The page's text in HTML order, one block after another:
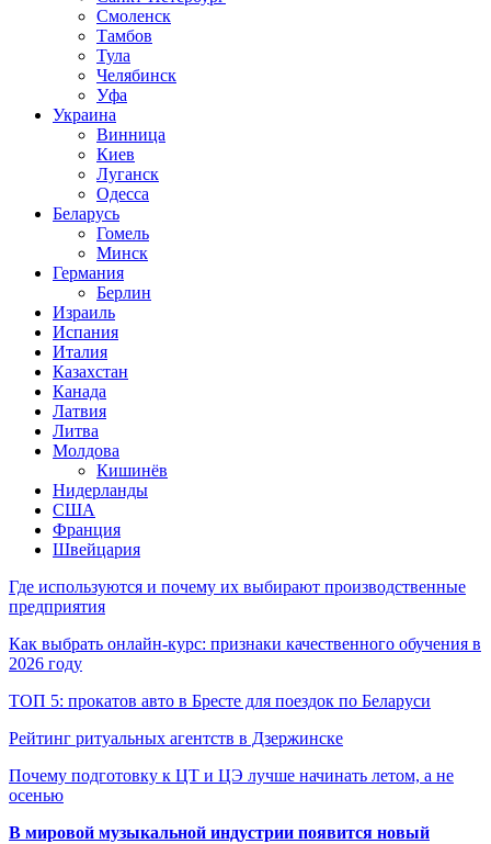
Смоленск
Тамбов
Тула
Челябинск
Уфа
Украина
Винница
Киев
Луганск
Одесса
Беларусь
Гомель
Минск
Германия
Берлин
Израиль
Испания
Италия
Казахстан
Канада
Латвия
Литва
Молдова
Кишинёв
Нидерланды
США
Франция
Швейцария
Где используются и почему их выбирают производственные
предприятия
Как выбрать онлайн-курс: признаки качественного обучения в
2026 году
ТОП 5: прокатов авто в Бресте для поездок по Беларуси
Рейтинг ритуальных агентств в Дзержинске
Почему подготовку к ЦТ и ЦЭ лучше начинать летом, а не
осенью
В мировой музыкальной индустрии появится новый